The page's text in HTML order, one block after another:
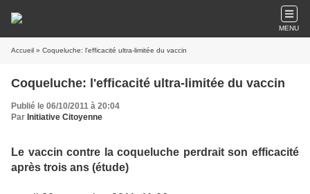
MENU
Accueil » Coqueluche: l'efficacité ultra-limitée du vaccin
Coqueluche: l'efficacité ultra-limitée du vaccin
Publié le 06/10/2011 à 20:04
Par Initiative Citoyenne
Le vaccin contre la coqueluche perdrait son efficacité
après trois ans (étude)